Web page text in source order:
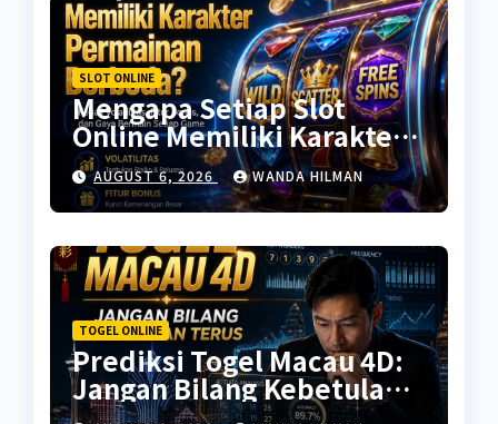
SLOT ONLINE
Mengapa Setiap Slot
Online Memiliki Karakter
Permainan Berbeda?
AUGUST 6, 2026 WANDA HILMAN
TOGEL ONLINE
Prediksi Togel Macau 4D:
Jangan Bilang Kebetulan
Terus